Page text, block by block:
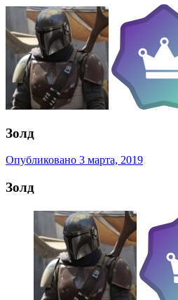
Золд
Опубликовано 3 марта, 2019
Золд